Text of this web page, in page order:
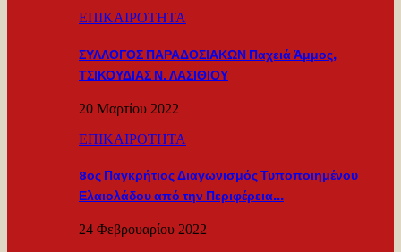
ΕΠΙΚΑΙΡΟΤΗΤΑ
ΣΥΛΛΟΓΟΣ ΠΑΡΑΔΟΣΙΑΚΩΝ Παχειά Άμμος,
ΤΣΙΚΟΥΔΙΑΣ Ν. ΛΑΣΙΘΙΟΥ
20 Μαρτίου 2022
ΕΠΙΚΑΙΡΟΤΗΤΑ
8ος Παγκρήτιος Διαγωνισμός Τυποποιημένου
Ελαιολάδου από την Περιφέρεια…
24 Φεβρουαρίου 2022